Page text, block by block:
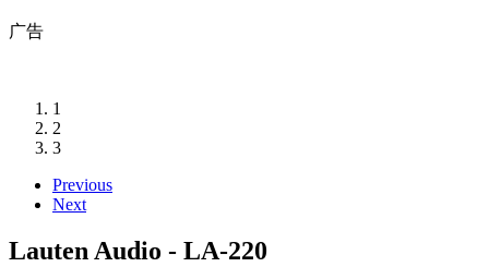
广告
1
2
3
Previous
Next
Lauten Audio - LA-220